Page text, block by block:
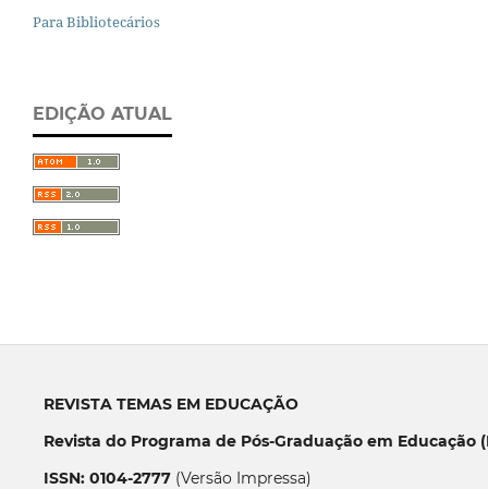
Para Bibliotecários
EDIÇÃO ATUAL
REVISTA TEMAS EM EDUCAÇÃO
Revista do Programa de Pós-Graduação em Educação
ISSN: 0104-2777(Versão Impressa)